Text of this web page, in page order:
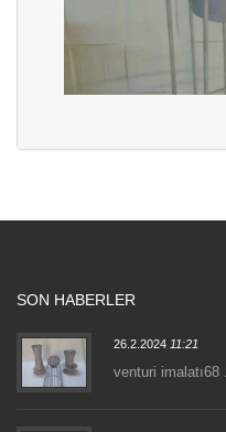
SON HABERLER
26.2.2024 11:21
venturi imalatı68 ..